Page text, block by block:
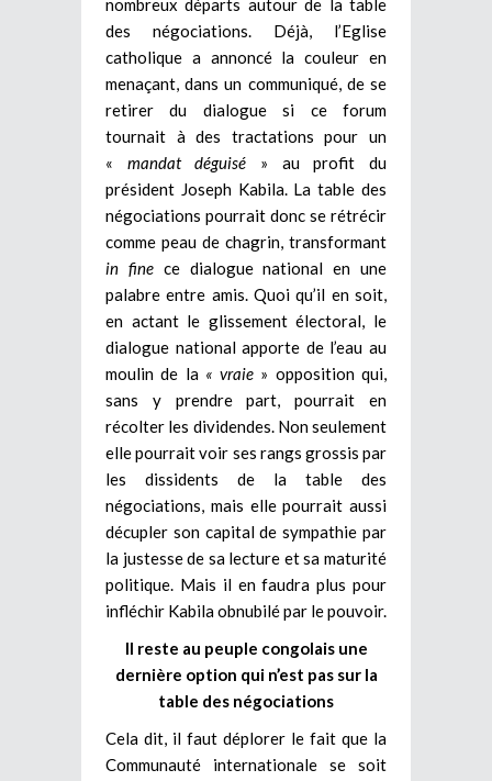
des négociations. Déjà, l’Eglise
catholique a annoncé la couleur en
menaçant, dans un communiqué, de se
retirer du dialogue si ce forum
tournait à des tractations pour un
« mandat déguisé » au profit du
président Joseph Kabila. La table des
négociations pourrait donc se rétrécir
comme peau de chagrin, transformant
in finece dialogue national en une
palabre entre amis. Quoi qu’il en soit,
en actant le glissement électoral, le
dialogue national apporte de l’eau au
moulin de la « vraie » opposition qui,
sans y prendre part, pourrait en
récolter les dividendes. Non seulement
elle pourrait voir ses rangs grossis par
les dissidents de la table des
négociations, mais elle pourrait aussi
décupler son capital de sympathie par
la justesse de sa lecture et sa maturité
politique. Mais il en faudra plus pour
infléchir Kabila obnubilé par le pouvoir.
Il reste au peuple congolais une
dernière option qui n’est pas sur la
table des négociations
Cela dit, il faut déplorer le fait que la
Communauté internationale se soit